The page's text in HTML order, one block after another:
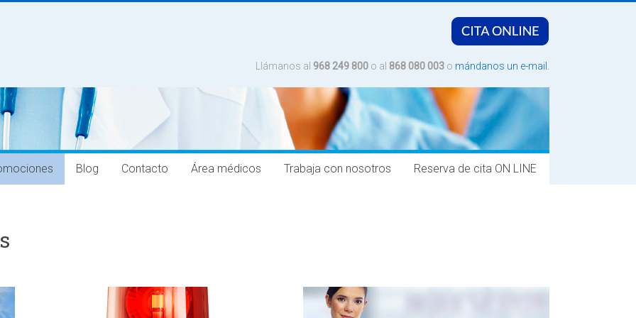
Llámanos al 968 249 800 o al 868 080 003 o mándanos un e-mail.
Blog Contacto Área médicos Trabaja con nosotros Reserva de cita ON LINE